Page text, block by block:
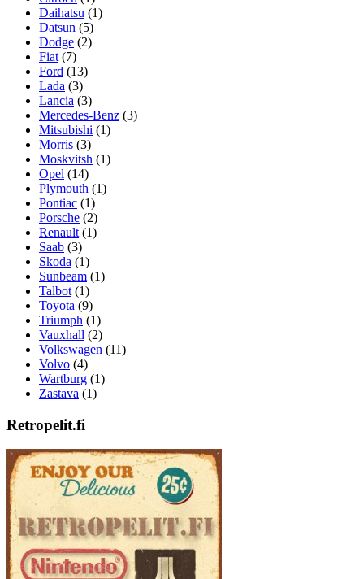
Daihatsu (1)
Datsun (5)
Dodge (2)
Fiat (7)
Ford (13)
Lada (3)
Lancia (3)
Mercedes-Benz (3)
Mitsubishi (1)
Morris (3)
Moskvitsh (1)
Opel (14)
Plymouth (1)
Pontiac (1)
Porsche (2)
Renault (1)
Saab (3)
Skoda (1)
Sunbeam (1)
Talbot (1)
Toyota (9)
Triumph (1)
Vauxhall (2)
Volkswagen (11)
Volvo (4)
Wartburg (1)
Zastava (1)
Retropelit.fi